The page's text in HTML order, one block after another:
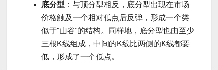
底分型 ：与顶分型相反，底分型出现在市场
价格触及一个相对低点后反弹，形成一个类
似于“山谷”的结构。同样地，底分型也由至少
三根K线组成，中间的K线比两侧的K线都要
低，形成了一个低点。